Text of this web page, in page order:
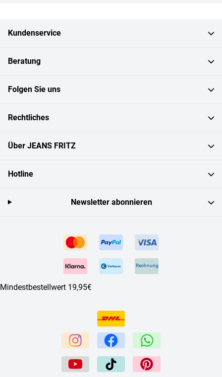
Kundenservice
Beratung
Folgen Sie uns
Rechtliches
Über JEANS FRITZ
Hotline
Rechnung
Mindestbestellwert 19,95€
Newsletter abonnieren